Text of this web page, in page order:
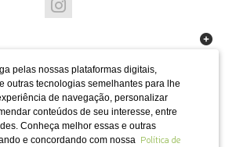
pelas nossas plataformas digitais,
outras tecnologias semelhantes para lhe
de navegação, personalizar
conteúdos de seu interesse, entre
Conheça melhor essas e outras
e concordando com nossa Política de